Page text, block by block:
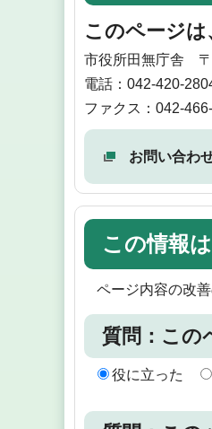
このページは
市役所田無庁舎 〒
電話：042-420-
ファクス：042-
お問い合わ
この情報
ページ内容の改
質問：この
役に立った